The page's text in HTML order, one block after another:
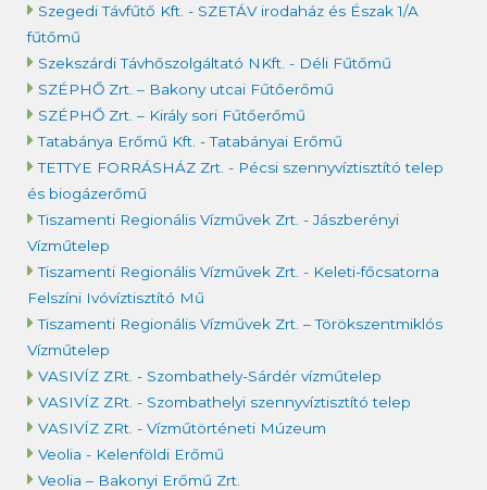
Szegedi Távfűtő Kft. - SZETÁV irodaház és Észak 1/A
fűtőmű
Szekszárdi Távhőszolgáltató NKft. - Déli Fűtőmű
SZÉPHŐ Zrt. – Bakony utcai Fűtőerőmű
SZÉPHŐ Zrt. – Király sori Fűtőerőmű
Tatabánya Erőmű Kft. - Tatabányai Erőmű
TETTYE FORRÁSHÁZ Zrt. - Pécsi szennyvíztisztító telep
és biogázerőmű
Tiszamenti Regionális Vízművek Zrt. - Jászberényi
Vízműtelep
Tiszamenti Regionális Vízművek Zrt. - Keleti-főcsatorna
Felszíni Ivóvíztisztító Mű
Tiszamenti Regionális Vízművek Zrt. – Törökszentmiklós
Vízműtelep
VASIVÍZ ZRt. - Szombathely-Sárdér vízműtelep
VASIVÍZ ZRt. - Szombathelyi szennyvíztisztító telep
VASIVÍZ ZRt. - Vízműtörténeti Múzeum
Veolia - Kelenföldi Erőmű
Veolia – Bakonyi Erőmű Zrt.